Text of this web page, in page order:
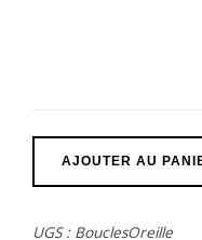
AJOUTER AU
UGS : BouclesOreille